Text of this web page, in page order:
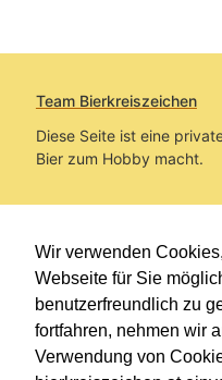
Wir verwenden
Webseite für Sie
benutzerfreundlich zu
fortfahren, nehmen wir
Verwendung von
Team Bierkreiszeichen
Diese Seite ist eine
Bier zum Hobby macht.
Sie befinden sich auf
im Pfad:Bierkreiszeichen
Erstellt: 2026-08-08
Links